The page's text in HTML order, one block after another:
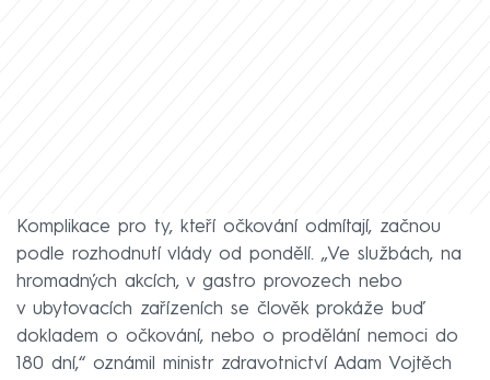
Komplikace pro ty, kteří očkování odmítají, začnou
podle rozhodnutí vlády od pondělí. „Ve službách, na
hromadných akcích, v gastro provozech nebo
v ubytovacích zařízeních se člověk prokáže buď
dokladem o očkování, nebo o prodělání nemoci do
180 dní,“ oznámil ministr zdravotnictví Adam Vojtěch